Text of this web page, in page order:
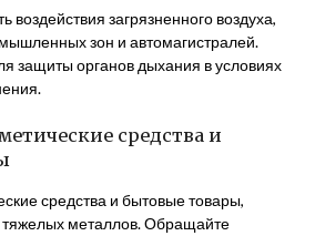
воздействия загрязненного воздуха,
зон и автомагистралей.
защиты органов дыхания в условиях
средства и
средства и бытовые товары,
тяжелых металлов. Обращайте